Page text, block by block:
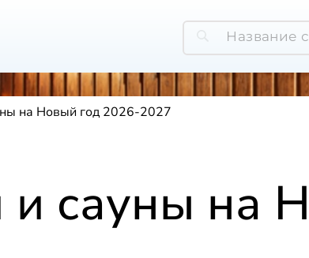
на Новый год 2026-2027
и сауны на